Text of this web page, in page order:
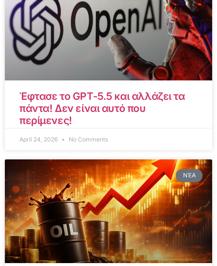
Έφτασε το GPT-5.5 και αλλάζει τα
πάντα! Δεν είναι αυτό που
περίμενες!
April 24, 2026 No Comments
ΝΈΑ